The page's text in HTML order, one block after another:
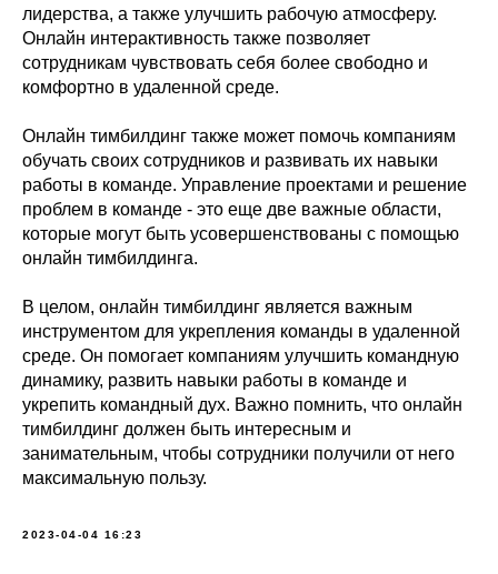
лидерства, а также улучшить рабочую атмосферу.
Онлайн интерактивность также позволяет
сотрудникам чувствовать себя более свободно и
комфортно в удаленной среде.
Онлайн тимбилдинг также может помочь компаниям
обучать своих сотрудников и развивать их навыки
работы в команде. Управление проектами и решение
проблем в команде - это еще две важные области,
которые могут быть усовершенствованы с помощью
онлайн тимбилдинга.
В целом, онлайн тимбилдинг является важным
инструментом для укрепления команды в удаленной
среде. Он помогает компаниям улучшить командную
динамику, развить навыки работы в команде и
укрепить командный дух. Важно помнить, что онлайн
тимбилдинг должен быть интересным и
занимательным, чтобы сотрудники получили от него
максимальную пользу.
2023-04-04 16:23